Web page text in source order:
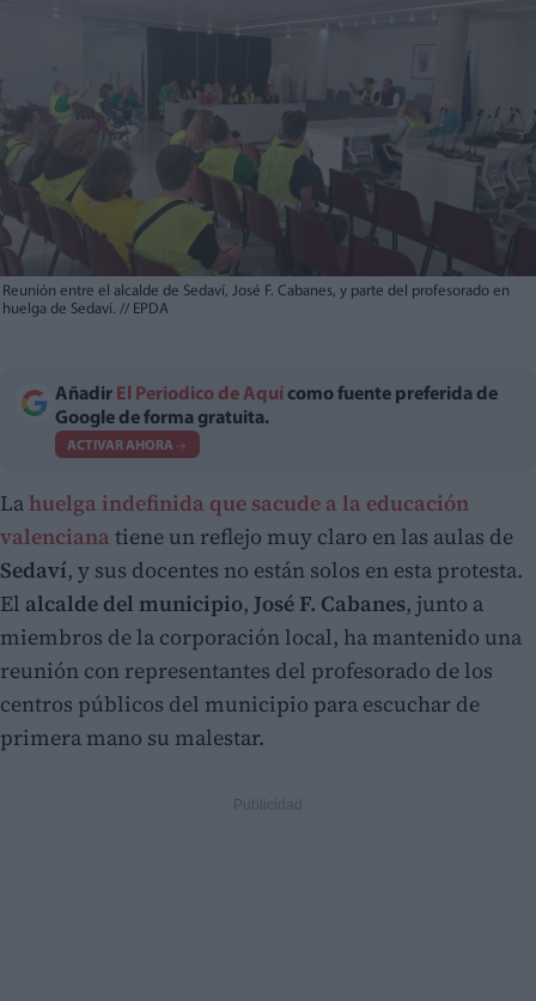
Reunión entre el alcalde de Sedaví, José F. Cabanes, y parte del profesorado en
huelga de Sedaví. // EPDA
Añadir El Periodico de Aquí como fuente preferida de
Google de forma gratuita.
ACTIVAR AHORA
La huelga indefinida que sacude a la educación
valenciana tiene un reflejo muy claro en las aulas de
Sedaví, y sus docentes no están solos en esta protesta.
El alcalde del municipio, José F. Cabanes, junto a
miembros de la corporación local, ha mantenido una
reunión con representantes del profesorado de los
centros públicos del municipio para escuchar de
primera mano su malestar.